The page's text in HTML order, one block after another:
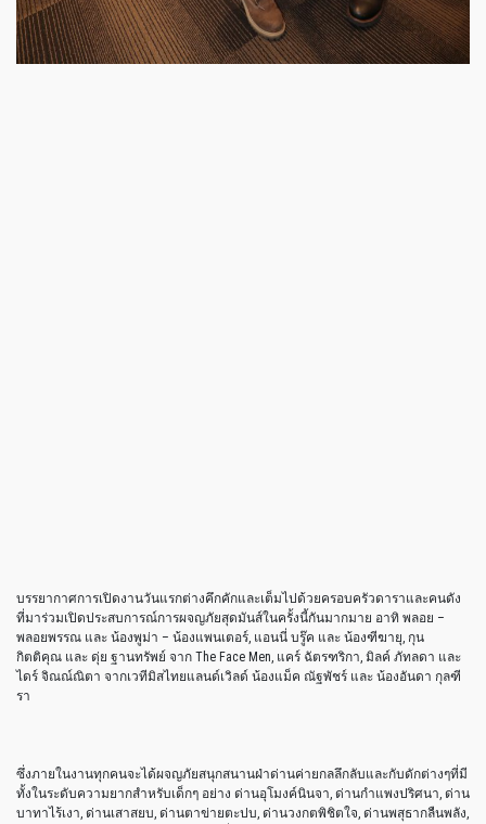
บรรยากาศการเปิดงานวันแรกต่างคึกคักและเต็มไปด้วยครอบครัวดาราและคนดัง
ที่มาร่วมเปิดประสบการณ์การผจญภัยสุดมันส์ในครั้งนี้กันมากมาย อาทิ พลอย –
พลอยพรรณ และ น้องพูม่า – น้องแพนเตอร์, แอนนี่ บรู๊ค และ น้องฑีฆายุ, กุน
กิตติคุณ และ ดุ่ย ฐานทรัพย์ จาก The Face Men, แคร์ ฉัตรฑริกา, มิลค์ ภัทลดา และ
ไดร์ จิณณ์ณิตา จากเวทีมิสไทยแลนด์เวิลด์ น้องแม็ค ณัฐพัชร์ และ น้องอันดา กุลฑี
รา
ซึ่งภายในงานทุกคนจะได้ผจญภัยสนุกสนานฝ่าด่านค่ายกลลึกลับและกับดักต่างๆที่มี
ทั้งในระดับความยากสำหรับเด็กๆ อย่าง ด่านอุโมงค์นินจา, ด่านกำแพงปริศนา, ด่าน
บาทาไร้เงา, ด่านเสาสยบ, ด่านตาข่ายตะปบ, ด่านวงกตพิชิตใจ, ด่านพสุธากลืนพลัง,